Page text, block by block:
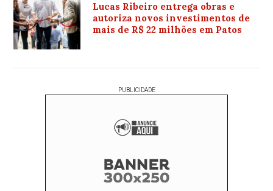
Lucas Ribeiro entrega obras e
autoriza novos investimentos de
mais de R$ 22 milhões em Patos
PUBLICIDADE